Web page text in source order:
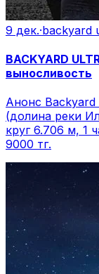
9 дек.·backyard
BACKYARD
выносливость
Анонс
(долина реки
круг 6.706 м, 1
9000 тг.